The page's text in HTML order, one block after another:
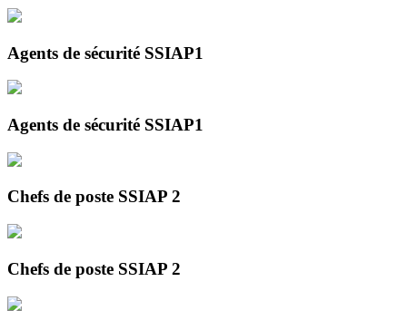
Agents de sécurité SSIAP1
Agents de sécurité SSIAP1
Chefs de poste SSIAP 2
Chefs de poste SSIAP 2